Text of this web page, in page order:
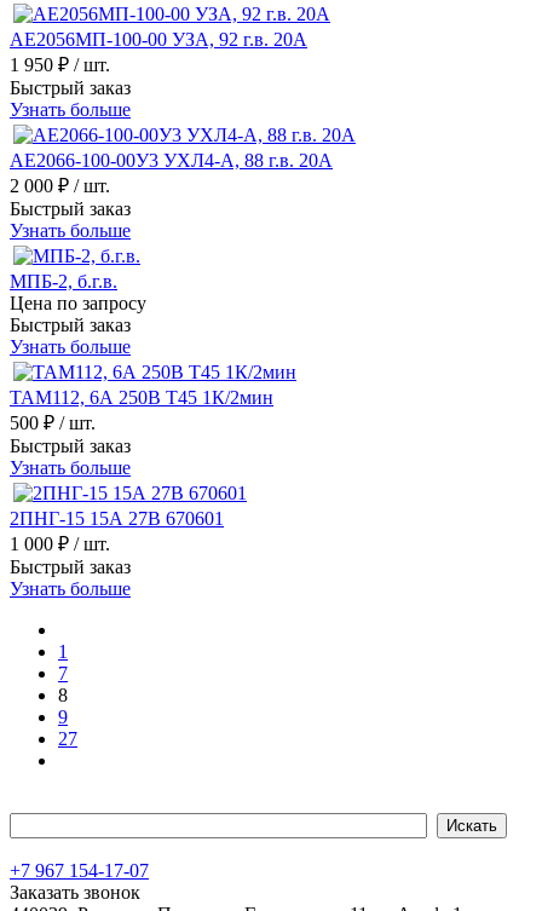
АЕ2056МП-100-00 УЗА, 92 г.в. 20А
1 950 ₽ / шт.
Быстрый заказ
Узнать больше
АЕ2066-100-00У3 УХЛ4-А, 88 г.в. 20А
2 000 ₽ / шт.
Быстрый заказ
Узнать больше
МПБ-2, б.г.в.
Цена по запросу
Быстрый заказ
Узнать больше
ТАМ112, 6А 250В Т45 1К/2мин
500 ₽ / шт.
Быстрый заказ
Узнать больше
2ПНГ-15 15А 27В 670601
1 000 ₽ / шт.
Быстрый заказ
Узнать больше
1
7
8
9
27
+7 967 154-17-07
Заказать звонок